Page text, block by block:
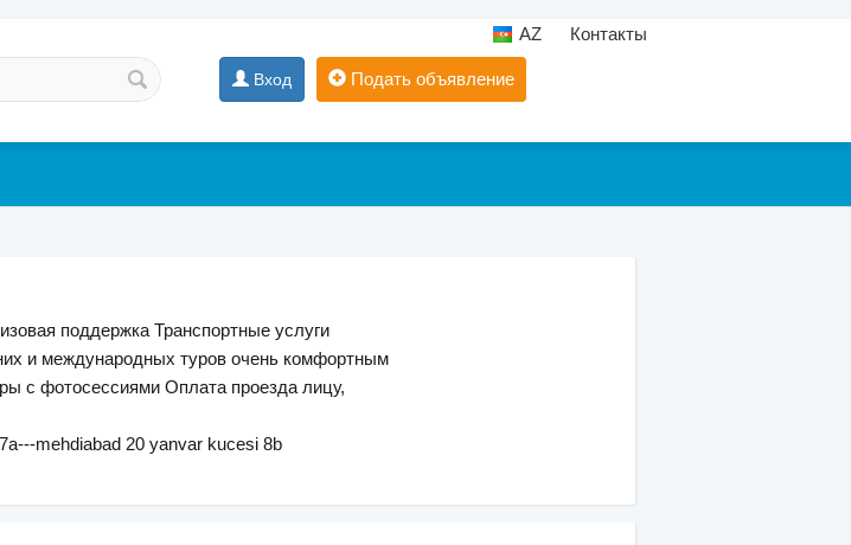
AZ Контакты
Вход Подать объявление
поддержка Транспортные услуги
и международных туров очень комфортным
с фотосессиями Оплата проезда лицу,
mehdiabad 20 yanvar kucesi 8b